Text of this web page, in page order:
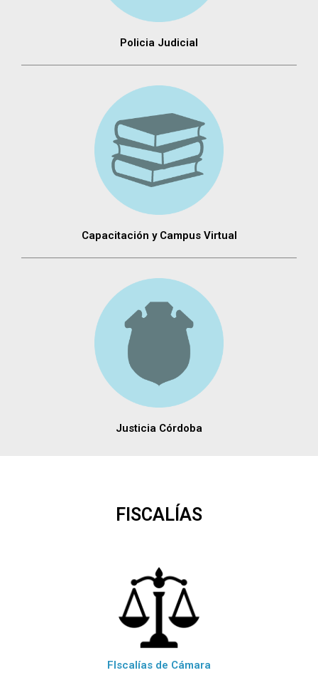
Policia Judicial
Capacitación y Campus Virtual
Justicia Córdoba
FISCALÍAS
FIscalías de Cámara